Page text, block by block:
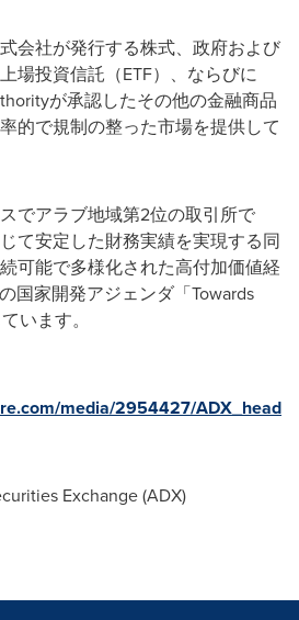
会社が発行する株式、政府および
場投資信託（ETF）、ならびに
が承認したその他の金融商品
的で規制の整った市場を提供して
でアラブ地域第2位の取引所で
て安定した財務実績を実現する同
可能で多様化された高付加価値経
国家開発アジェンダ「Towards
います。
media/2954427/ADX_head
Exchange (ADX)